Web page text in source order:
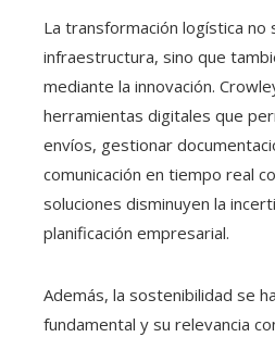
La transformación logística no
infraestructura, sino que
mediante la innovación.
herramientas digitales que
envíos, gestionar
comunicación en tiempo real
soluciones disminuyen la
planificación empresarial.
Además, la sostenibilidad se
fundamental y su relevancia